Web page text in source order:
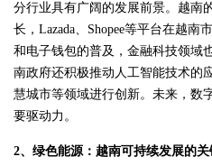
分行业具有广阔的发展前景。越南
长，Lazada、Shopee等平台在越
和电子钱包的普及，金融科技领域
南政府还积极推动人工智能技术的
慧城市等领域进行创新。未来，数
要驱动力。
2、绿色能源：越南可持续发展的关